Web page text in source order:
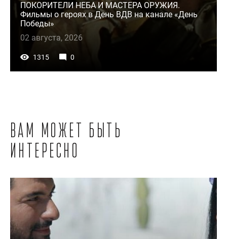
ПОКОРИТЕЛИ НЕБА И МАСТЕРА ОРУЖИЯ.
Фильмы о героях в День ВДВ на канале «День
Победы»
02 августа, 2026
1315 0
Вам может быть
интересно